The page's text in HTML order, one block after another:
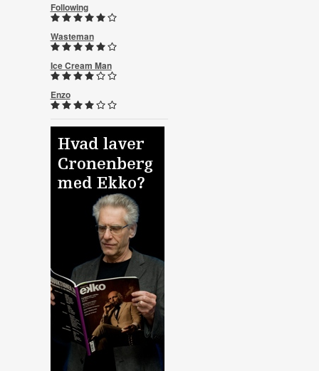
Following
Wasteman
Ice Cream Man
Enzo